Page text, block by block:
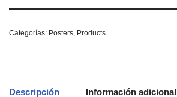
Categorías: Posters Products
Descripción Información adicional